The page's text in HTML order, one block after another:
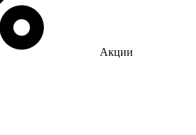
Акции